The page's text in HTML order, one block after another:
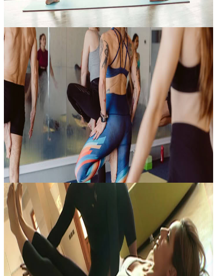
Contatta l'organizzatore per le date disponibili
Marrakech, Marocco
Integrazione di fine estate - Formazione part-time
per insegnanti di yoga — Momosyoga |
HotYogaMalta
La fine dell’estate porta con sé un ritmo più lento, ideale per fermarsi
un momento, fare spazio alla riflessione e portare ciò che si è
appreso verso un allineamento più profondo. Questo ritiro di fo...
Su richiesta
22 agosto 2026 13:00
Mosta, Marocco
Yoga Privato a Marrakech
Lezioni private di yoga a Marrakech, in Marocco. Yoga with
Perumal è lieto di proporre sessioni private in questa città
affascinante, guidate dall’esperta insegnante tedesca Ines Stephan.
Un’occasione...